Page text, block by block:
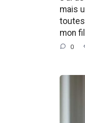
mais
mon
0